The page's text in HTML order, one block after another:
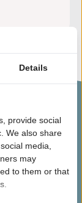
natuur
Details
provide social
We also share
media,
may
to them or that